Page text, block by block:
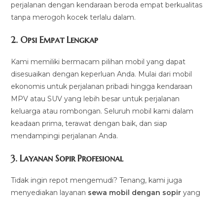
perjalanan dengan kendaraan beroda empat berkualitas
tanpa merogoh kocek terlalu dalam.
2. Opsi Empat Lengkap
Kami memiliki bermacam pilihan mobil yang dapat
disesuaikan dengan keperluan Anda. Mulai dari mobil
ekonomis untuk perjalanan pribadi hingga kendaraan
MPV atau SUV yang lebih besar untuk perjalanan
keluarga atau rombongan. Seluruh mobil kami dalam
keadaan prima, terawat dengan baik, dan siap
mendampingi perjalanan Anda.
3.Layanan Sopir Profesional
Tidak ingin repot mengemudi? Tenang, kami juga
menyediakan layanan sewa mobil dengan sopir yang